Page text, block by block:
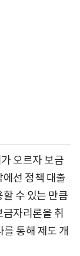
오르자 보금
선 정책 대출
수 있는 만큼
자리론을 취
통해 제도 개